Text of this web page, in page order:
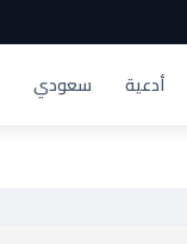
أدعية سعودي